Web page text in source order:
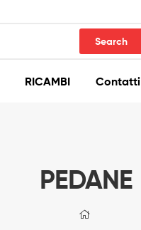
Search
RICAMBI Contatti
PEDANE